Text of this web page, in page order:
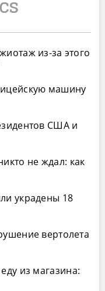
из-за этого
машину
США и
не ждал: как
украдены 18
вертолета
из магазина: